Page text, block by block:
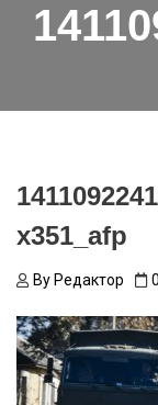
x351_afp
By Редактор